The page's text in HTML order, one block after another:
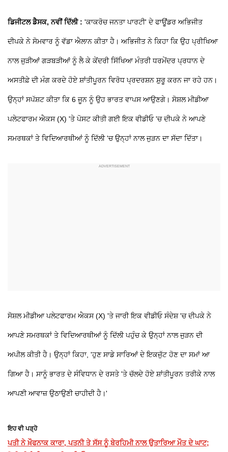
ਡਿਜੀਟਲ ਡੈਸਕ, ਨਵੀਂ ਦਿੱਲੀ : 'ਕਾਕਰੋਚ ਜਨਤਾ ਪਾਰਟੀ' ਦੇ ਫਾਊਂਡਰ ਅਭਿਜੀਤ
ਦੀਪਕੇ ਨੇ ਸੋਮਵਾਰ ਨੂੰ ਵੱਡਾ ਐਲਾਨ ਕੀਤਾ ਹੈ। ਅਭਿਜੀਤ ਨੇ ਕਿਹਾ ਕਿ ਉਹ ਪ੍ਰੀਖਿਆ
ਨਾਲ ਜੁੜੀਆਂ ਗੜਬੜੀਆਂ ਨੂੰ ਲੈ ਕੇ ਕੇਂਦਰੀ ਸਿੱਖਿਆ ਮੰਤਰੀ ਧਰਮੇਂਦਰ ਪ੍ਰਧਾਨ ਦੇ
ਅਸਤੀਫ਼ੇ ਦੀ ਮੰਗ ਕਰਦੇ ਹੋਏ ਸ਼ਾਂਤੀਪੂਰਨ ਵਿਰੋਧ ਪ੍ਰਦਰਸ਼ਨ ਸ਼ੁਰੂ ਕਰਨ ਜਾ ਰਹੇ ਹਨ।
ਉਨ੍ਹਾਂ ਸਪੱਸ਼ਟ ਕੀਤਾ ਕਿ 6 ਜੂਨ ਨੂੰ ਉਹ ਭਾਰਤ ਵਾਪਸ ਆਉਣਗੇ। ਸੋਸ਼ਲ ਮੀਡੀਆ
ਪਲੇਟਫਾਰਮ ਐਕਸ (X) 'ਤੇ ਪੋਸਟ ਕੀਤੀ ਗਈ ਇਕ ਵੀਡੀਓ 'ਚ ਦੀਪਕੇ ਨੇ ਆਪਣੇ
ਸਮਰਥਕਾਂ ਤੇ ਵਿਦਿਆਰਥੀਆਂ ਨੂੰ ਦਿੱਲੀ 'ਚ ਉਨ੍ਹਾਂ ਨਾਲ ਜੁੜਨ ਦਾ ਸੱਦਾ ਦਿੱਤਾ।
ਸੋਸ਼ਲ ਮੀਡੀਆ ਪਲੇਟਫਾਰਮ ਐਕਸ (X) 'ਤੇ ਜਾਰੀ ਇਕ ਵੀਡੀਓ ਸੰਦੇਸ਼ 'ਚ ਦੀਪਕੇ ਨੇ
ਆਪਣੇ ਸਮਰਥਕਾਂ ਤੇ ਵਿਦਿਆਰਥੀਆਂ ਨੂੰ ਦਿੱਲੀ ਪਹੁੰਚ ਕੇ ਉਨ੍ਹਾਂ ਨਾਲ ਜੁੜਨ ਦੀ
ਅਪੀਲ ਕੀਤੀ ਹੈ। ਉਨ੍ਹਾਂ ਕਿਹਾ, 'ਹੁਣ ਸਾਡੇ ਸਾਰਿਆਂ ਦੇ ਇਕਜੁੱਟ ਹੋਣ ਦਾ ਸਮਾਂ ਆ
ਗਿਆ ਹੈ। ਸਾਨੂੰ ਭਾਰਤ ਦੇ ਸੰਵਿਧਾਨ ਦੇ ਰਸਤੇ 'ਤੇ ਚੱਲਦੇ ਹੋਏ ਸ਼ਾਂਤੀਪੂਰਨ ਤਰੀਕੇ ਨਾਲ
ਆਪਣੀ ਆਵਾਜ਼ ਉਠਾਉਣੀ ਚਾਹੀਦੀ ਹੈ।'
ਇਹ ਵੀ ਪੜ੍ਹੋ
ਪਤੀ ਨੇ ਖ਼ੌਫਨਾਕ ਕਾਰਾ, ਪਤਨੀ ਤੇ ਸੱਸ ਨੂੰ ਬੇਰਹਿਮੀ ਨਾਲ ਉਤਾਰਿਆ ਮੌਤ ਦੇ ਘਾਟ;